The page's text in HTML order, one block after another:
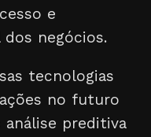
e
negócios.
tecnologias
no futuro
análise preditiva